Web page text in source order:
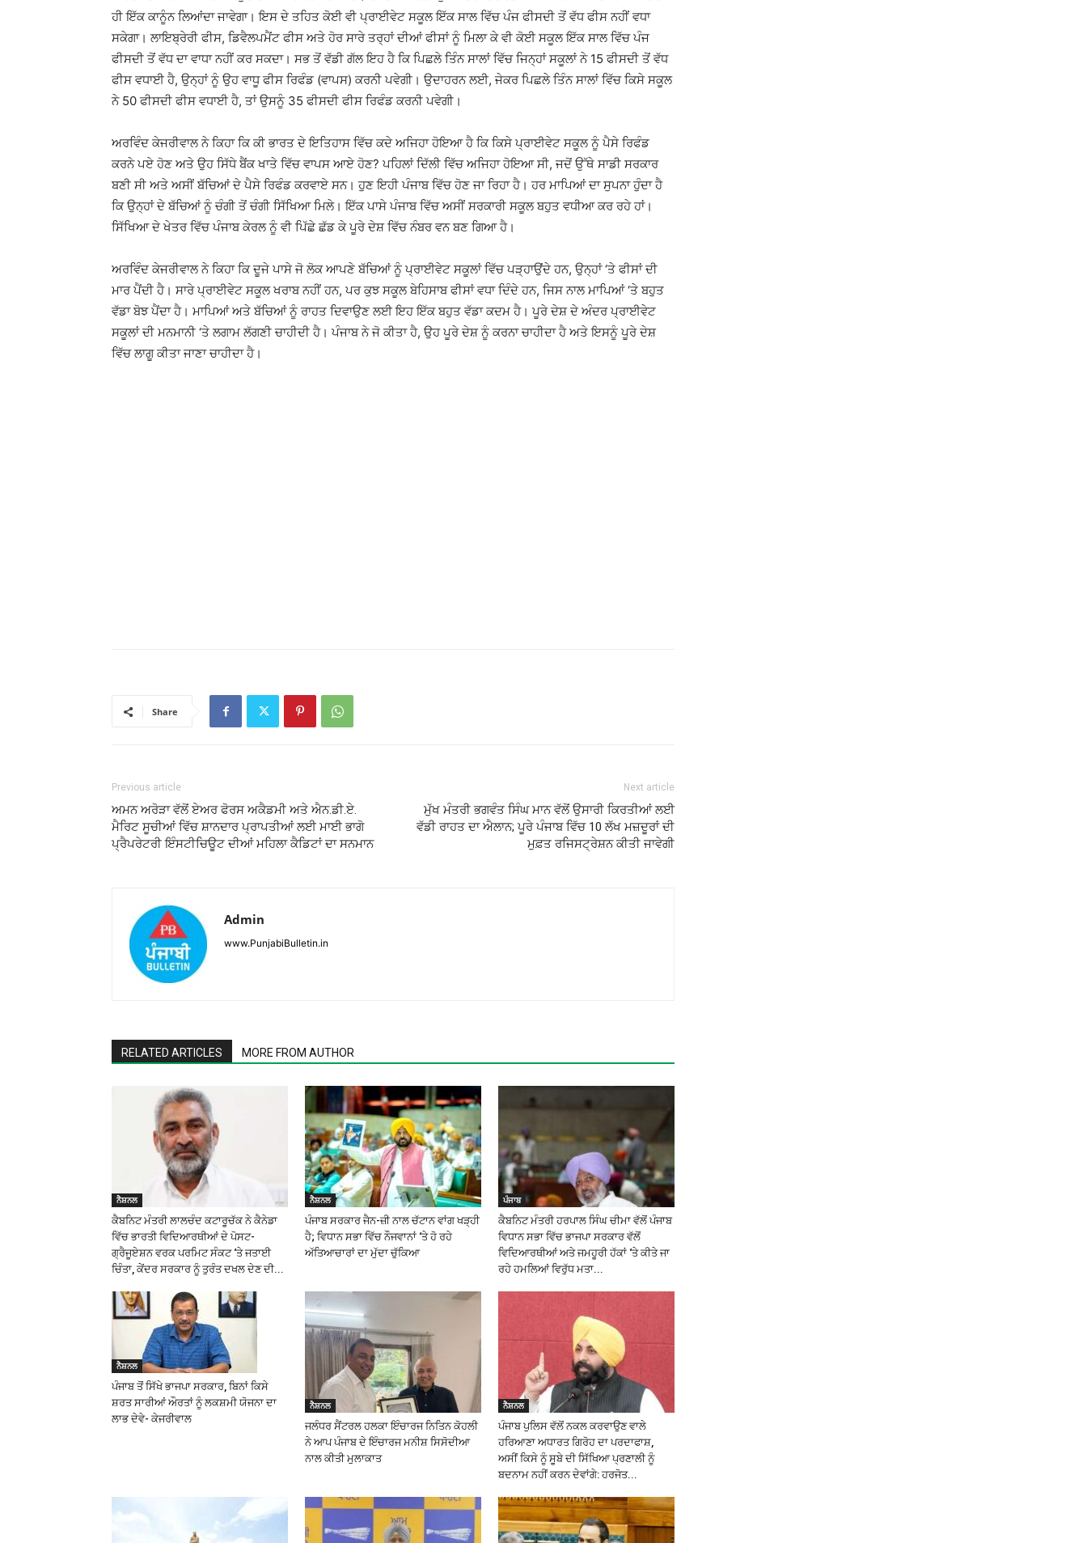
ਹੀ ਇੱਕ ਕਾਨੂੰਨ ਲਿਆਂਦਾ ਜਾਵੇਗਾ। ਇਸ ਦੇ ਤਹਿਤ ਕੋਈ ਵੀ ਪ੍ਰਾਈਵੇਟ ਸਕੂਲ ਇੱਕ ਸਾਲ ਵਿੱਚ ਪੰਜ ਫੀਸਦੀ ਤੋਂ ਵੱਧ ਫੀਸ ਨਹੀਂ ਵਧਾ
ਸਕੇਗਾ। ਲਾਇਬ੍ਰੇਰੀ ਫੀਸ, ਡਿਵੈਲਪਮੈਂਟ ਫੀਸ ਅਤੇ ਹੋਰ ਸਾਰੇ ਤਰ੍ਹਾਂ ਦੀਆਂ ਫੀਸਾਂ ਨੂੰ ਮਿਲਾ ਕੇ ਵੀ ਕੋਈ ਸਕੂਲ ਇੱਕ ਸਾਲ ਵਿੱਚ ਪੰਜ
ਫੀਸਦੀ ਤੋਂ ਵੱਧ ਦਾ ਵਾਧਾ ਨਹੀਂ ਕਰ ਸਕਦਾ। ਸਭ ਤੋਂ ਵੱਡੀ ਗੱਲ ਇਹ ਹੈ ਕਿ ਪਿਛਲੇ ਤਿੰਨ ਸਾਲਾਂ ਵਿੱਚ ਜਿਨ੍ਹਾਂ ਸਕੂਲਾਂ ਨੇ 15 ਫੀਸਦੀ ਤੋਂ ਵੱਧ
ਫੀਸ ਵਧਾਈ ਹੈ, ਉਨ੍ਹਾਂ ਨੂੰ ਉਹ ਵਾਧੂ ਫੀਸ ਰਿਫੰਡ (ਵਾਪਸ) ਕਰਨੀ ਪਵੇਗੀ। ਉਦਾਹਰਨ ਲਈ, ਜੇਕਰ ਪਿਛਲੇ ਤਿੰਨ ਸਾਲਾਂ ਵਿੱਚ ਕਿਸੇ ਸਕੂਲ
ਨੇ 50 ਫੀਸਦੀ ਫੀਸ ਵਧਾਈ ਹੈ, ਤਾਂ ਉਸਨੂੰ 35 ਫੀਸਦੀ ਫੀਸ ਰਿਫੰਡ ਕਰਨੀ ਪਵੇਗੀ।
ਅਰਵਿੰਦ ਕੇਜਰੀਵਾਲ ਨੇ ਕਿਹਾ ਕਿ ਕੀ ਭਾਰਤ ਦੇ ਇਤਿਹਾਸ ਵਿੱਚ ਕਦੇ ਅਜਿਹਾ ਹੋਇਆ ਹੈ ਕਿ ਕਿਸੇ ਪ੍ਰਾਈਵੇਟ ਸਕੂਲ ਨੂੰ ਪੈਸੇ ਰਿਫੰਡ
ਕਰਨੇ ਪਏ ਹੋਣ ਅਤੇ ਉਹ ਸਿੱਧੇ ਬੈਂਕ ਖਾਤੇ ਵਿੱਚ ਵਾਪਸ ਆਏ ਹੋਣ? ਪਹਿਲਾਂ ਦਿੱਲੀ ਵਿੱਚ ਅਜਿਹਾ ਹੋਇਆ ਸੀ, ਜਦੋਂ ਉੱਥੇ ਸਾਡੀ ਸਰਕਾਰ
ਬਣੀ ਸੀ ਅਤੇ ਅਸੀਂ ਬੱਚਿਆਂ ਦੇ ਪੈਸੇ ਰਿਫੰਡ ਕਰਵਾਏ ਸਨ। ਹੁਣ ਇਹੀ ਪੰਜਾਬ ਵਿੱਚ ਹੋਣ ਜਾ ਰਿਹਾ ਹੈ। ਹਰ ਮਾਪਿਆਂ ਦਾ ਸੁਪਨਾ ਹੁੰਦਾ ਹੈ
ਕਿ ਉਨ੍ਹਾਂ ਦੇ ਬੱਚਿਆਂ ਨੂੰ ਚੰਗੀ ਤੋਂ ਚੰਗੀ ਸਿੱਖਿਆ ਮਿਲੇ। ਇੱਕ ਪਾਸੇ ਪੰਜਾਬ ਵਿੱਚ ਅਸੀਂ ਸਰਕਾਰੀ ਸਕੂਲ ਬਹੁਤ ਵਧੀਆ ਕਰ ਰਹੇ ਹਾਂ।
ਸਿੱਖਿਆ ਦੇ ਖੇਤਰ ਵਿੱਚ ਪੰਜਾਬ ਕੇਰਲ ਨੂੰ ਵੀ ਪਿੱਛੇ ਛੱਡ ਕੇ ਪੂਰੇ ਦੇਸ਼ ਵਿੱਚ ਨੰਬਰ ਵਨ ਬਣ ਗਿਆ ਹੈ।
ਅਰਵਿੰਦ ਕੇਜਰੀਵਾਲ ਨੇ ਕਿਹਾ ਕਿ ਦੂਜੇ ਪਾਸੇ ਜੋ ਲੋਕ ਆਪਣੇ ਬੱਚਿਆਂ ਨੂੰ ਪ੍ਰਾਈਵੇਟ ਸਕੂਲਾਂ ਵਿੱਚ ਪੜ੍ਹਾਉਂਦੇ ਹਨ, ਉਨ੍ਹਾਂ ‘ਤੇ ਫੀਸਾਂ ਦੀ
ਮਾਰ ਪੈਂਦੀ ਹੈ। ਸਾਰੇ ਪ੍ਰਾਈਵੇਟ ਸਕੂਲ ਖਰਾਬ ਨਹੀਂ ਹਨ, ਪਰ ਕੁਝ ਸਕੂਲ ਬੇਹਿਸਾਬ ਫੀਸਾਂ ਵਧਾ ਦਿੰਦੇ ਹਨ, ਜਿਸ ਨਾਲ ਮਾਪਿਆਂ ‘ਤੇ ਬਹੁਤ
ਵੱਡਾ ਬੋਝ ਪੈਂਦਾ ਹੈ। ਮਾਪਿਆਂ ਅਤੇ ਬੱਚਿਆਂ ਨੂੰ ਰਾਹਤ ਦਿਵਾਉਣ ਲਈ ਇਹ ਇੱਕ ਬਹੁਤ ਵੱਡਾ ਕਦਮ ਹੈ। ਪੂਰੇ ਦੇਸ਼ ਦੇ ਅੰਦਰ ਪ੍ਰਾਈਵੇਟ
ਸਕੂਲਾਂ ਦੀ ਮਨਮਾਨੀ ‘ਤੇ ਲਗਾਮ ਲੱਗਣੀ ਚਾਹੀਦੀ ਹੈ। ਪੰਜਾਬ ਨੇ ਜੋ ਕੀਤਾ ਹੈ, ਉਹ ਪੂਰੇ ਦੇਸ਼ ਨੂੰ ਕਰਨਾ ਚਾਹੀਦਾ ਹੈ ਅਤੇ ਇਸਨੂੰ ਪੂਰੇ ਦੇਸ਼
ਵਿੱਚ ਲਾਗੂ ਕੀਤਾ ਜਾਣਾ ਚਾਹੀਦਾ ਹੈ।
Share
Previous article
ਅਮਨ ਅਰੋੜਾ ਵੱਲੋਂ ਏਅਰ ਫੋਰਸ ਅਕੈਡਮੀ ਅਤੇ ਐਨ.ਡੀ.ਏ.
ਮੈਰਿਟ ਸੂਚੀਆਂ ਵਿੱਚ ਸ਼ਾਨਦਾਰ ਪ੍ਰਾਪਤੀਆਂ ਲਈ ਮਾਈ ਭਾਗੋ
ਪ੍ਰੈਪਰੇਟਰੀ ਇੰਸਟੀਚਿਊਟ ਦੀਆਂ ਮਹਿਲਾ ਕੈਡਿਟਾਂ ਦਾ ਸਨਮਾਨ
Next article
ਮੁੱਖ ਮੰਤਰੀ ਭਗਵੰਤ ਸਿੰਘ ਮਾਨ ਵੱਲੋਂ ਉਸਾਰੀ ਕਿਰਤੀਆਂ ਲਈ
ਵੱਡੀ ਰਾਹਤ ਦਾ ਐਲਾਨ; ਪੂਰੇ ਪੰਜਾਬ ਵਿੱਚ 10 ਲੱਖ ਮਜ਼ਦੂਰਾਂ ਦੀ
ਮੁਫ਼ਤ ਰਜਿਸਟ੍ਰੇਸ਼ਨ ਕੀਤੀ ਜਾਵੇਗੀ
Admin
www.PunjabiBulletin.in
RELATED ARTICLES MORE FROM AUTHOR
ਨੈਸ਼ਨਲ
ਕੈਬਨਿਟ ਮੰਤਰੀ ਲਾਲਚੰਦ ਕਟਾਰੂਚੱਕ ਨੇ ਕੈਨੇਡਾ
ਵਿੱਚ ਭਾਰਤੀ ਵਿਦਿਆਰਥੀਆਂ ਦੇ ਪੋਸਟ-
ਗ੍ਰੈਜੂਏਸ਼ਨ ਵਰਕ ਪਰਮਿਟ ਸੰਕਟ ‘ਤੇ ਜਤਾਈ
ਚਿੰਤਾ, ਕੇਂਦਰ ਸਰਕਾਰ ਨੂੰ ਤੁਰੰਤ ਦਖਲ ਦੇਣ ਦੀ...
ਨੈਸ਼ਨਲ
ਪੰਜਾਬ ਸਰਕਾਰ ਜੈਨ-ਜ਼ੀ ਨਾਲ ਚੱਟਾਨ ਵਾਂਗ ਖੜ੍ਹੀ
ਹੈ; ਵਿਧਾਨ ਸਭਾ ਵਿੱਚ ਨੌਜਵਾਨਾਂ ‘ਤੇ ਹੋ ਰਹੇ
ਅੱਤਿਆਚਾਰਾਂ ਦਾ ਮੁੱਦਾ ਚੁੱਕਿਆ
ਪੰਜਾਬ
ਕੈਬਨਿਟ ਮੰਤਰੀ ਹਰਪਾਲ ਸਿੰਘ ਚੀਮਾ ਵੱਲੋਂ ਪੰਜਾਬ
ਵਿਧਾਨ ਸਭਾ ਵਿੱਚ ਭਾਜਪਾ ਸਰਕਾਰ ਵੱਲੋਂ
ਵਿਦਿਆਰਥੀਆਂ ਅਤੇ ਜਮਹੂਰੀ ਹੱਕਾਂ ‘ਤੇ ਕੀਤੇ ਜਾ
ਰਹੇ ਹਮਲਿਆਂ ਵਿਰੁੱਧ ਮਤਾ...
ਨੈਸ਼ਨਲ
ਪੰਜਾਬ ਤੋਂ ਸਿੱਖੇ ਭਾਜਪਾ ਸਰਕਾਰ, ਬਿਨਾਂ ਕਿਸੇ
ਸ਼ਰਤ ਸਾਰੀਆਂ ਔਰਤਾਂ ਨੂੰ ਲਕਸ਼ਮੀ ਯੋਜਨਾ ਦਾ
ਲਾਭ ਦੇਵੇ- ਕੇਜਰੀਵਾਲ
ਨੈਸ਼ਨਲ
ਜਲੰਧਰ ਸੈਂਟਰਲ ਹਲਕਾ ਇੰਚਾਰਜ ਨਿਤਿਨ ਕੋਹਲੀ
ਨੇ ਆਪ ਪੰਜਾਬ ਦੇ ਇੰਚਾਰਜ ਮਨੀਸ਼ ਸਿਸੋਦੀਆ
ਨਾਲ ਕੀਤੀ ਮੁਲਾਕਾਤ
ਨੈਸ਼ਨਲ
ਪੰਜਾਬ ਪੁਲਿਸ ਵੱਲੋਂ ਨਕਲ ਕਰਵਾਉਣ ਵਾਲੇ
ਹਰਿਆਣਾ ਅਧਾਰਤ ਗਿਰੋਹ ਦਾ ਪਰਦਾਫਾਸ਼,
ਅਸੀਂ ਕਿਸੇ ਨੂੰ ਸੂਬੇ ਦੀ ਸਿੱਖਿਆ ਪ੍ਰਣਾਲੀ ਨੂੰ
ਬਦਨਾਮ ਨਹੀਂ ਕਰਨ ਦੇਵਾਂਗੇ: ਹਰਜੋਤ...